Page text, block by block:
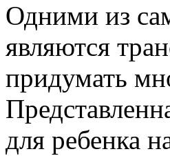
Одними из
являются
придумать
для ребенка